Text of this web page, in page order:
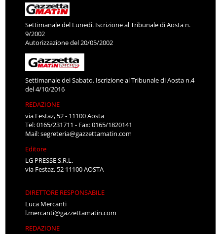
Settimanale del Lunedì. Iscrizione al Tribunale di Aosta n.
9/2002
Autorizzazione del 20/05/2002
Settimanale del Sabato. Iscrizione al Tribunale di Aosta n.4
del 4/10/2016
REDAZIONE
via Festaz, 52 - 11100 Aosta
Tel: 0165/231711 - Fax: 0165/1820141
Mail:segreteria@gazzettamatin.com
Editore
LG PRESSE S.R.L.
via Festaz, 52 11100 AOSTA
DIRETTORE RESPONSABILE
Luca Mercanti
l.mercanti@gazzettamatin.com
REDAZIONE